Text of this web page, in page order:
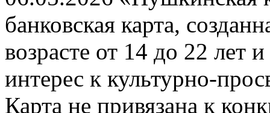
банковская карта,
возрасте от 14 до 22 лет
интерес к культурно-
Карта не привязана к